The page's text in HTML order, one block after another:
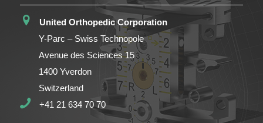
United Orthopedic Corporation
Y-Parc – Swiss Technopole
Avenue des Sciences 15
1400 Yverdon
Switzerland
+41 21 634 70 70